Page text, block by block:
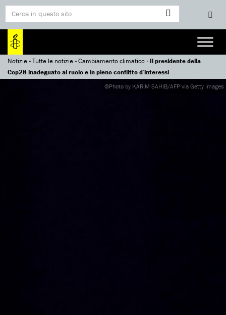
Notizie»Tutte le notizie»Cambiamento climatico»Il presidente della
Cop28 inadeguato al ruolo e in pieno conflitto d’interessi
©Photo by KARIM SAHIB/AFP via Getty Images